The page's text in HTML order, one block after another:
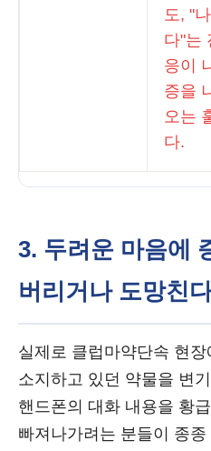
도, "
다"는
응이
증을
오는
다.
3. 두려운 마음에
버리거나 도망친
실제로 클럽마약단속 현장
소지하고 있던 약물을 변
핸드폰의 대화 내용을 황
빠져나가려는 분들이 종